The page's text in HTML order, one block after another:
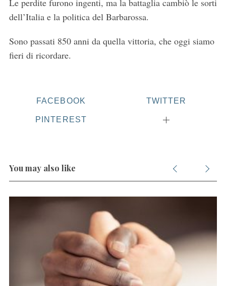
Le perdite furono ingenti, ma la battaglia cambiò le sorti
dell’Italia e la politica del Barbarossa.
Sono passati 850 anni da quella vittoria, che oggi siamo
fieri di ricordare.
FACEBOOK TWITTER
PINTEREST
You may also like